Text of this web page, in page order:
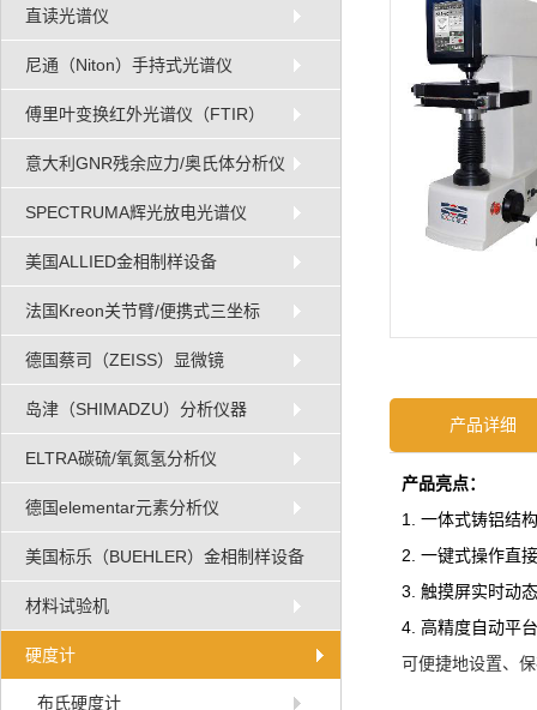
直读光谱仪
尼通（Niton）手持式光谱仪
傅里叶变换红外光谱仪（FTIR）
意大利GNR残余应力/奥氏体分析仪
SPECTRUMA辉光放电光谱仪
美国ALLIED金相制样设备
法国Kreon关节臂/便携式三坐标
德国蔡司（ZEISS）显微镜
岛津（SHIMADZU）分析仪器
ELTRA碳硫/氧氮氢分析仪
德国elementar元素分析仪
美国标乐（BUEHLER）金相制样设备
材料试验机
硬度计
布氏硬度计
产品详细
产品亮点：
1. 一体式铸铝结
2. 一键式操作直
3. 触摸屏实时动
4. 高精度自动平
可便捷地设置、